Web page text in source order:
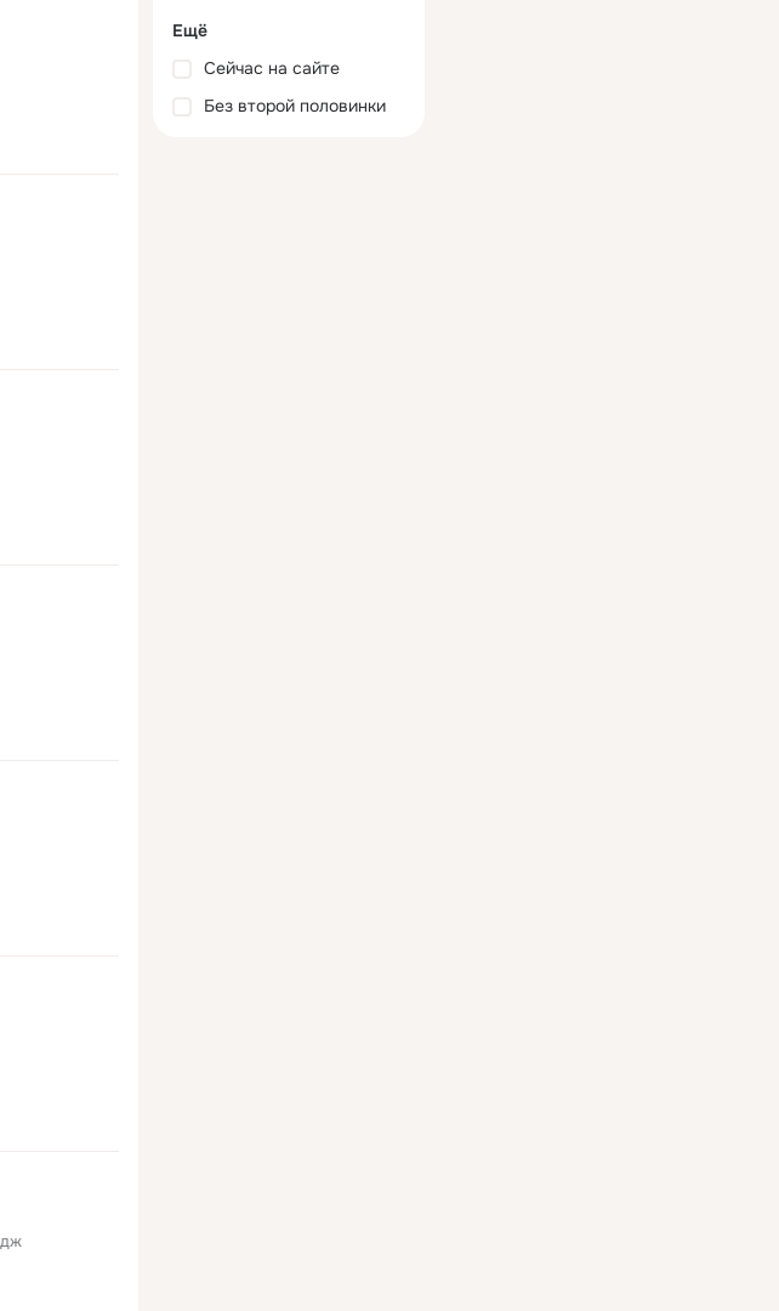
Ещё
Сейчас на сайте
Без второй половинки